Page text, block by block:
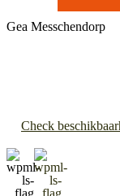
Gea Messchendorp
Check